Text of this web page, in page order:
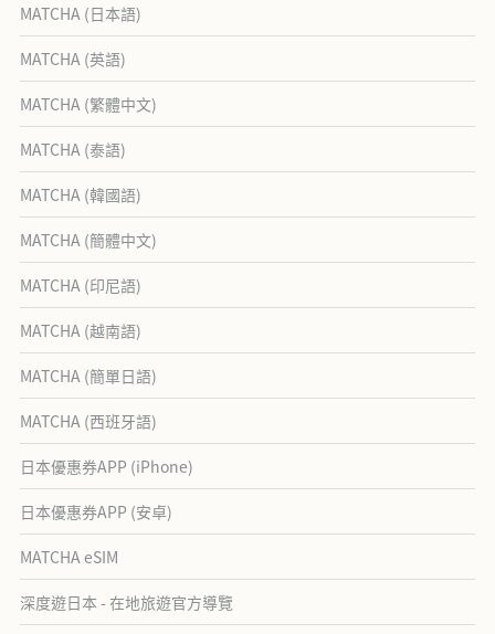
MATCHA (日本語)
MATCHA (英語)
MATCHA (繁體中文)
MATCHA (泰語)
MATCHA (韓國語)
MATCHA (簡體中文)
MATCHA (印尼語)
MATCHA (越南語)
MATCHA (簡單日語)
MATCHA (西班牙語)
日本優惠券APP (iPhone)
日本優惠券APP (安卓)
MATCHA eSIM
深度遊日本 - 在地旅遊官方導覽